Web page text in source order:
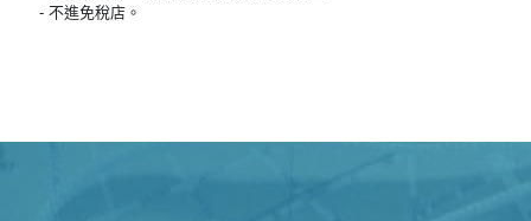
- 不進免稅店。